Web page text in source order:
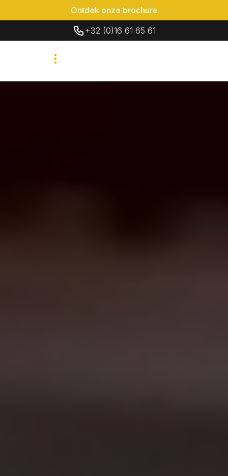
Ontdek onze brochure
+32 (0)16 61 65 61